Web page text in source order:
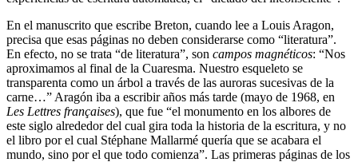
En el manuscrito que escribe Breton, cuando lee a Louis Aragon,
precisa que esas páginas no deben considerarse como “literatura”.
En efecto, no se trata “de literatura”, son campos magnéticos: “Nos
aproximamos al final de la Cuaresma. Nuestro esqueleto se
transparenta como un árbol a través de las auroras sucesivas de la
carne…” Aragón iba a escribir años más tarde (mayo de 1968, en
Les Lettres françaises), que fue “el monumento en los albores de
este siglo alrededor del cual gira toda la historia de la escritura, y no
el libro por el cual Stéphane Mallarmé quería que se acabara el
mundo, sino por el que todo comienza”. Las primeras páginas de los